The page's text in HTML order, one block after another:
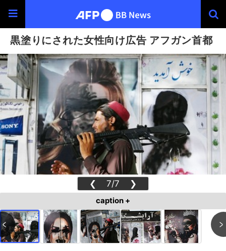
黒塗りにされた女性向け広告 アフガン首都
❮ 7/7 ❯
caption +